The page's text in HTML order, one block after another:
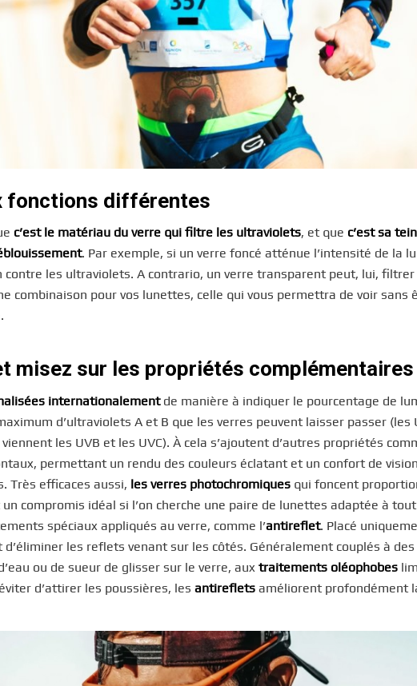
fonctions différentes
c’est le matériau du verre qui filtre les ultraviolets, et que c’est sa
. Par exemple, si un verre foncé atténue l’intensité de la
contre les ultraviolets. A contrario, un verre transparent peut, lui, filtrer
combinaison pour vos lunettes, celle qui vous permettra de voir sans
misez sur les propriétés complémentaires
internationalementde manière à indiquer le pourcentage de
d’ultraviolets A et B que les verres peuvent laisser passer (les
les UVB et les UVC). À cela s’ajoutent d’autres propriétés
permettant un rendu des couleurs éclatant et un confort de
Très efficaces aussi, les verres photochromiques qui foncent
compromis idéal si l’on cherche une paire de lunettes adaptée à
spéciaux appliqués au verre, comme l’antireflet. Placé
les reflets venant sur les côtés. Généralement couplés à des
ou de sueur de glisser sur le verre, aux traitements oléophobes
d’attirer les poussières, les antireflets améliorent profondément